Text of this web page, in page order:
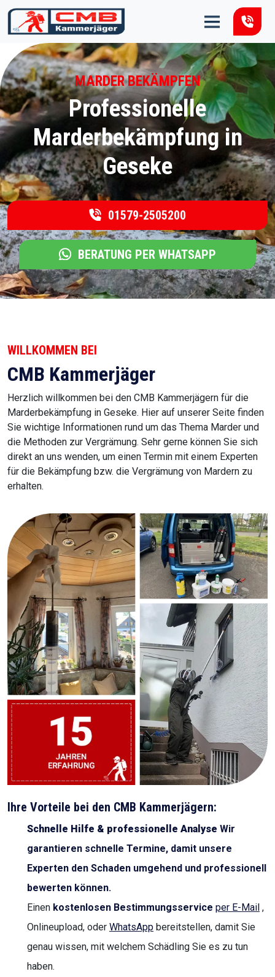
Zum Inhalt springen
MARDER BEKÄMPFEN
Professionelle
Marderbekämpfung in
Geseke
01579-2505200
BERATUNG PER WHATSAPP
WILLKOMMEN BEI
CMB Kammerjäger
Herzlich willkommen bei den CMB Kammerjägern für die
Marderbekämpfung in Geseke. Hier auf unserer Seite finden
Sie wichtige Informationen rund um das Thema Marder und
die Methoden zur Vergrämung. Sehr gerne können Sie sich
direkt an uns wenden, um einen Termin mit einem Experten
für die Bekämpfung bzw. die Vergrämung von Mardern zu
erhalten.
Ihre Vorteile bei den CMB Kammerjägern:
Schnelle Hilfe & professionelle Analyse Wir
garantieren schnelle Termine, damit unsere
Experten den Schaden umgehend und professionell
bewerten können.
Einen kostenlosen Bestimmungsservice per E-Mail ,
Onlineupload, oder WhatsApp bereitstellen, damit Sie
genau wissen, mit welchem Schädling Sie es zu tun
haben.